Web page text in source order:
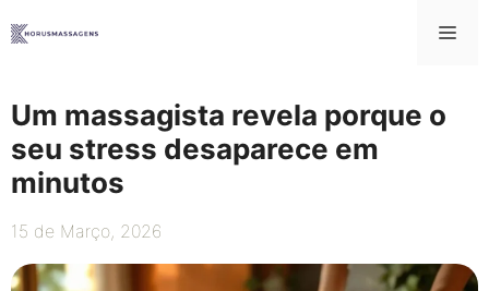
para
Um massagista revela porque o
seu stress desaparece em
minutos
15 de Março, 2026